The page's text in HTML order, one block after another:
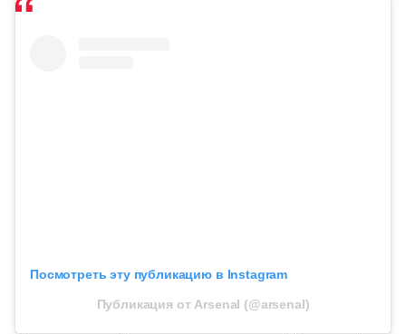
Посмотреть эту публикацию в Instagram
Публикация от Arsenal (@arsenal)